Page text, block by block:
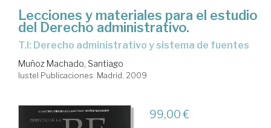
Lecciones y materiales para el estudio
del Derecho administrativo.
T.I: Derecho administrativo y sistema de fuentes
Muñoz Machado, Santiago
Iustel Publicaciones. Madrid, 2009
99,00 €